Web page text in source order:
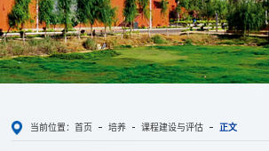
当前位置： 首页 培养 课程建设与评估 正文